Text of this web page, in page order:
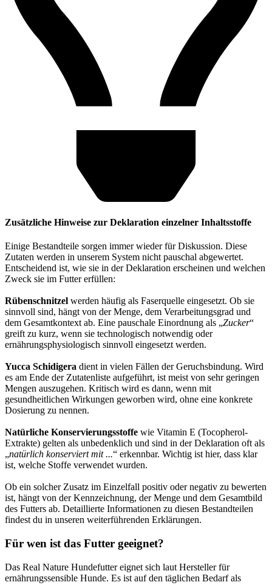
Zusätzliche Hinweise zur Deklaration einzelner Inhaltsstoffe
Einige Bestandteile sorgen immer wieder für Diskussion. Diese
Zutaten werden in unserem System nicht pauschal abgewertet.
Entscheidend ist, wie sie in der Deklaration erscheinen und welchen
Zweck sie im Futter erfüllen:
Rübenschnitzel werden häufig als Faserquelle eingesetzt. Ob sie
sinnvoll sind, hängt von der Menge, dem Verarbeitungsgrad und
dem Gesamtkontext ab. Eine pauschale Einordnung als „Zucker“
greift zu kurz, wenn sie technologisch notwendig oder
ernährungsphysiologisch sinnvoll eingesetzt werden.
Yucca Schidigera dient in vielen Fällen der Geruchsbindung. Wird
es am Ende der Zutatenliste aufgeführt, ist meist von sehr geringen
Mengen auszugehen. Kritisch wird es dann, wenn mit
gesundheitlichen Wirkungen geworben wird, ohne eine konkrete
Dosierung zu nennen.
Natürliche Konservierungsstoffe wie Vitamin E (Tocopherol-
Extrakte) gelten als unbedenklich und sind in der Deklaration oft als
„natürlich konserviert mit ...“ erkennbar. Wichtig ist hier, dass klar
ist, welche Stoffe verwendet wurden.
Ob ein solcher Zusatz im Einzelfall positiv oder negativ zu bewerten
ist, hängt von der Kennzeichnung, der Menge und dem Gesamtbild
des Futters ab. Detaillierte Informationen zu diesen Bestandteilen
findest du in unseren weiterführenden Erklärungen.
Für wen ist das Futter geeignet?
Das Real Nature Hundefutter eignet sich laut Hersteller für
ernährungssensible Hunde. Es ist auf den täglichen Bedarf als